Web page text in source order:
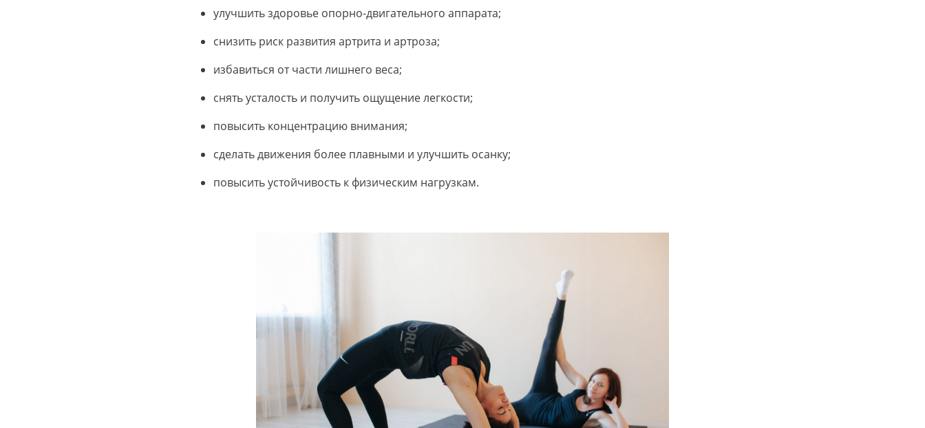
улучшить здоровье опорно-двигательного аппарата;
снизить риск развития артрита и артроза;
избавиться от части лишнего веса;
снять усталость и получить ощущение легкости;
повысить концентрацию внимания;
сделать движения более плавными и улучшить осанку;
повысить устойчивость к физическим нагрузкам.